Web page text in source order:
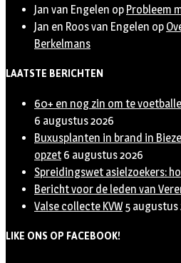
Jan van Engelen op Probleem
Jan en Roos van Engelen op
Berkelmans
LAATSTE BERICHTEN
60+ en nog zin om te
6 augustus 2026
Buxusplanten in brand in
opzet 6 augustus 2026
Spreidingswet asielzoekers:
Bericht voor de leden van
Valse collecte KVW 5 augustus
LIKE ONS OP FACEBOOK!